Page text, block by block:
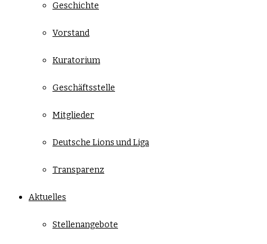
Geschichte
Vorstand
Kuratorium
Geschäftsstelle
Mitglieder
Deutsche Lions und Liga
Transparenz
Aktuelles
Stellenangebote